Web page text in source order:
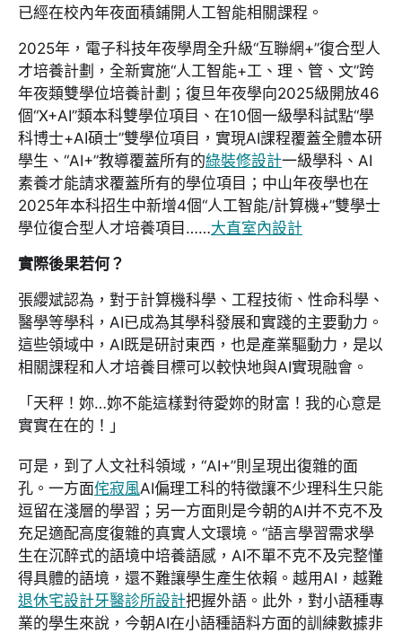
已經在校內年夜面積鋪開人工智能相關課程。
2025年，電子科技年夜學周全升級“互聯網+”復合型人
才培養計劃，全新實施“人工智能+工、理、管、文”跨
年夜類雙學位培養計劃；復旦年夜學向2025級開放46
個“X+AI”類本科雙學位項目、在10個一級學科試點“學
科博士+AI碩士”雙學位項目，實現AI課程覆蓋全體本研
學生、“AI+”教導覆蓋所有的綠裝修設計一級學科、AI
素養才能請求覆蓋所有的學位項目；中山年夜學也在
2025年本科招生中新增4個“人工智能/計算機+”雙學士
學位復合型人才培養項目……大直室內設計
實際後果若何？
張纓斌認為，對于計算機科學、工程技術、性命科學、
醫學等學科，AI已成為其學科發展和實踐的主要動力。
這些領域中，AI既是研討東西，也是產業驅動力，是以
相關課程和人才培養目標可以較快地與AI實現融會。
「天秤！妳…妳不能這樣對待愛妳的財富！我的心意是
實實在在的！」
可是，到了人文社科領域，“AI+”則呈現出復雜的面
孔。一方面侘寂風AI偏理工科的特徵讓不少理科生只能
逗留在淺層的學習；另一方面則是今朝的AI并不克不及
充足適配高度復雜的真實人文環境。“語言學習需求學
生在沉醉式的語境中培養語感，AI不單不克不及完整懂
得具體的語境，還不難讓學生產生依賴。越用AI，越難
退休宅設計牙醫診所設計把握外語。此外，對小語種專
業的學生來說，今朝AI在小語種語料方面的訓練數據非